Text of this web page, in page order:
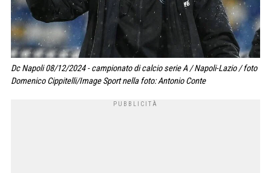
Dc Napoli 08/12/2024 - campionato di calcio serie A / Napoli-Lazio / foto
Domenico Cippitelli/Image Sport nella foto: Antonio Conte